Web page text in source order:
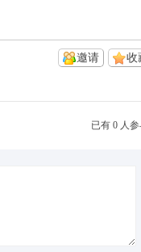
收
邀请
已有 0 人